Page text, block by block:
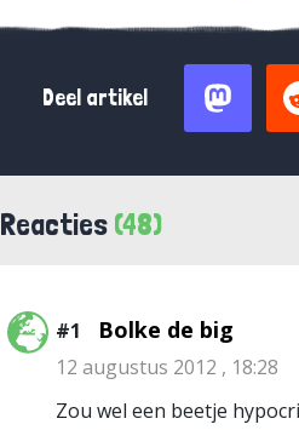
Deel artikel
Reacties (48)
#1 Bolke de big
12 augustus 2012 , 18:28
Zou wel een beetje